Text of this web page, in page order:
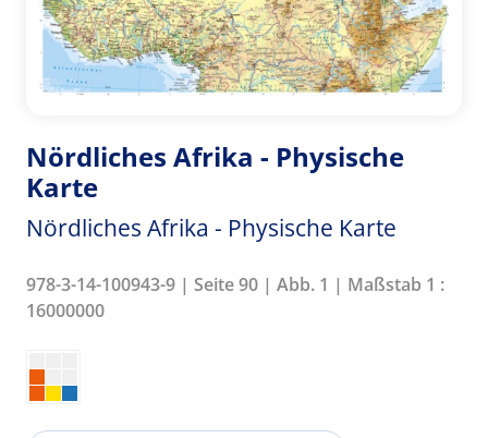
Nördliches Afrika - Physische
Karte
Nördliches Afrika - Physische Karte
978-3-14-100943-9 | Seite 90 | Abb. 1 | Maßstab 1 :
16000000